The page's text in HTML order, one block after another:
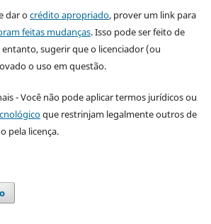
dar ocrédito apropriado, prover um link para
feitas mudanças. Isso pode ser feito de
sugerir que o licenciador (ou
o uso em questão.
- Você não pode aplicar termos jurídicos ou
que restrinjam legalmente outros de
pela licença.